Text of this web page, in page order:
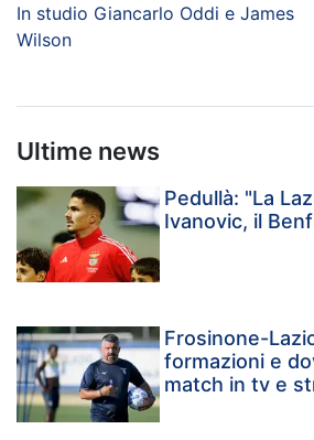
In studio Giancarlo Oddi e James
Wilson
Ultime news
Pedullà: "La
Ivanovic, il
Frosinone-
formazioni e
match in tv e